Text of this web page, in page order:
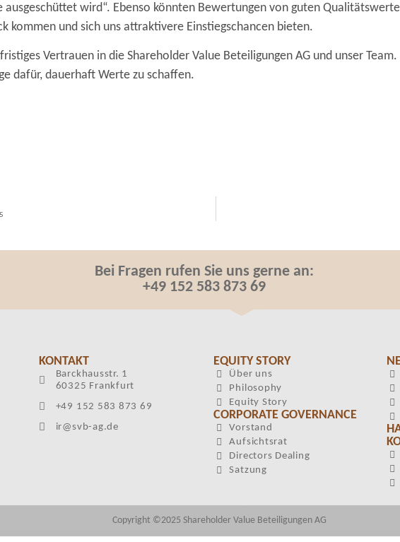
ausgeschüttet wird“. Ebenso könnten Bewertungen von guten
kommen und sich uns attraktivere Einstiegschancen bieten.
Vertrauen in die Shareholder Value Beteiligungen AG und unser Team.
dafür, dauerhaft Werte zu schaffen.
Bei Fragen rufen Sie uns gerne an:
+49 152 583 873 69
KONTAKT
Barckhausstr. 1
60325 Frankfurt
+49 152 583 873 69
ir@svb-ag.de
EQUITY STORY
Über uns
Philosophy
Equity Story
CORPORATE GOVERNANCE
Vorstand
Aufsichtsrat
Directors Dealing
Satzung
Copyright ©2025 Shareholder Value Beteiligungen AG